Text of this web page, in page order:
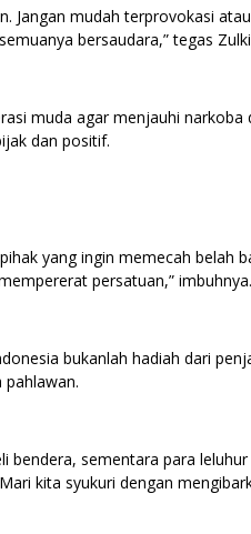
Jangan mudah terprovokasi
bersaudara,” tegas
muda agar menjauhi narkoba
dan positif.
yang ingin memecah belah
persatuan,” imbuhnya.
bukanlah hadiah dari
bendera, sementara para
kita syukuri dengan